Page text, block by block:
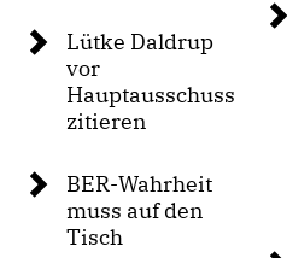
Lütke Daldrup
vor
Hauptausschuss
zitieren
BER-Wahrheit
muss auf den
Tisch